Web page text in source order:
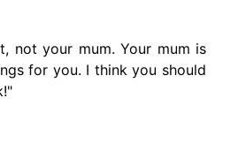
not your mum. Your mum is
for you. I think you should